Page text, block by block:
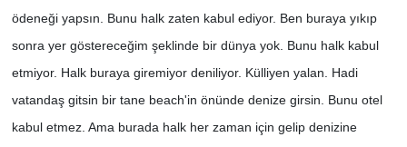
ödeneği yapsın. Bunu halk zaten kabul ediyor. Ben buraya yıkıp
sonra yer göstereceğim şeklinde bir dünya yok. Bunu halk kabul
etmiyor. Halk buraya giremiyor deniliyor. Külliyen yalan. Hadi
vatandaş gitsin bir tane beach'in önünde denize girsin. Bunu otel
kabul etmez. Ama burada halk her zaman için gelip denizine